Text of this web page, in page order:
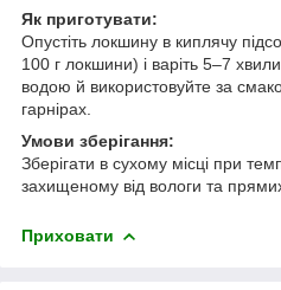
Як приготувати:
Опустіть локшину в киплячу
100 г локшини) і варіть 5–7
водою й використовуйте за
гарнірах.
Умови зберігання:
Зберігати в сухому місці при
захищеному від вологи та
Приховати